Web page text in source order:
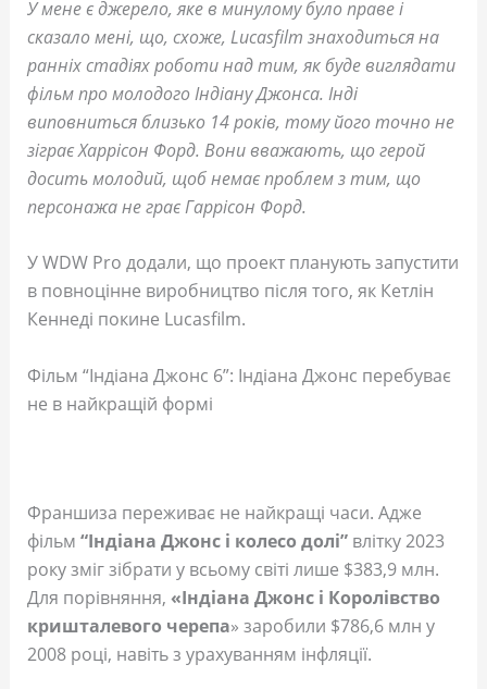
У мене є джерело, яке в минулому було праве і
сказало мені, що, схоже, Lucasfilm знаходиться на
ранніх стадіях роботи над тим, як буде виглядати
фільм про молодого Індіану Джонса. Інді
виповниться близько 14 років, тому його точно не
зіграє Харрісон Форд. Вони вважають, що герой
досить молодий, щоб немає проблем з тим, що
персонажа не грає Гаррісон Форд.
У WDW Pro додали, що проект планують запустити
в повноцінне виробництво після того, як Кетлін
Кеннеді покине Lucasfilm.
Фільм “Індіана Джонс 6”: Індіана Джонс перебуває
не в найкращій формі
Франшиза переживає не найкращі часи. Адже
фільм “Індіана Джонс і колесо долі”влітку 2023
року зміг зібрати у всьому світі лише $383,9 млн.
Для порівняння, «Індіана Джонс і Королівство
кришталевого черепа» заробили $786,6 млн у
2008 році, навіть з урахуванням інфляції.